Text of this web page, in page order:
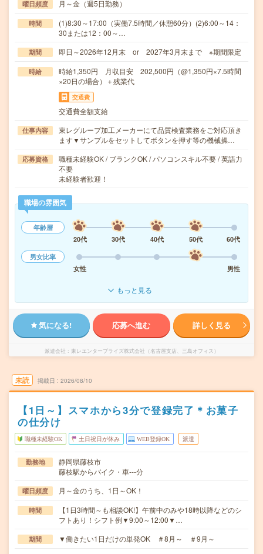
曜日頻度 月～金（週5日勤務）
時間
(1)8:30～17:00（実働7.5時間／休憩60分）(2)6:00～14：
30または12：00～…
期間 即日～2026年12月末 or 2027年3月末まで ※期間限定
時給
時給1,350円 月収目安 202,500円（@1,350円×7.5時間
×20日の場合）＋残業代
交通費
交通費全額支給
仕事内容
東レグループ加工メーカーにて品質検査業務をご対応頂き
ます▼サンプルをセットしてボタンを押す等の機械操…
応募資格
職種未経験OK / ブランクOK / パソコンスキル不要 / 英語力
不要
未経験者歓迎！
職場の雰囲気
年齢層
20代
30代 40代 50代
60代
男女比率
女性
男性
もっと見る
気になる! 応募へ進む 詳しく見る
派遣会社 東レエンタープライズ株式会社（名古屋支店、三島オフィス）
未読 掲載日 2026/08/10
【1日～】スマホから3分で登録完了＊お菓子
の仕分け
職種未経験OK 土日祝日が休み WEB登録OK 派遣
勤務地
静岡県藤枝市
藤枝駅からバイク・車---分
曜日頻度 月～金のうち、1日～OK！
時間
【1日3時間～も相談OK!】午前中のみや18時以降などのシ
フトあり！シフト例▼9:00～12:00▼…
期間
▼働きたい1日だけの単発OK ＃8月～ ＃9月～